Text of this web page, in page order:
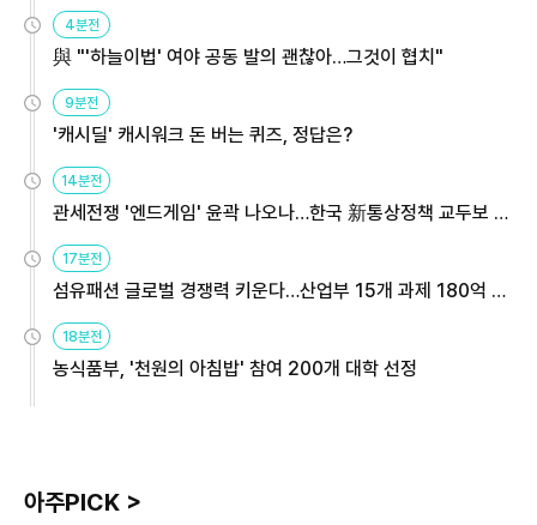
4분전
與 "'하늘이법' 여야 공동 발의 괜찮아…그것이 협치"
9분전
'캐시딜' 캐시워크 돈 버는 퀴즈, 정답은?
14분전
관세전쟁 '엔드게임' 윤곽 나오나…한국 新통상정책 교두보 활
용해야
17분전
섬유패션 글로벌 경쟁력 키운다…산업부 15개 과제 180억 지
원
18분전
농식품부, '천원의 아침밥' 참여 200개 대학 선정
아주PICK >